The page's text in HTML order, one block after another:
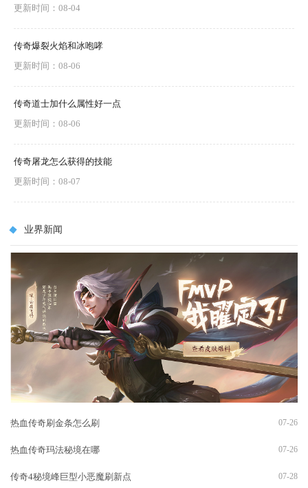
更新时间：08-04
传奇爆裂火焰和冰咆哮
更新时间：08-06
传奇道士加什么属性好一点
更新时间：08-06
传奇屠龙怎么获得的技能
更新时间：08-07
业界新闻
热血传奇刷金条怎么刷 07-26
热血传奇玛法秘境在哪 07-26
传奇4秘境峰巨型小恶魔刷新点 07-28